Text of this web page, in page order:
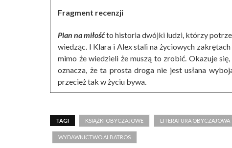
Fragment recenzji
Plan na miłośćto historia dwójki ludzi, którzy
wiedząc. I Klara i Alex stali na życiowych
mimo że wiedzieli że muszą to zrobić. Okazuje
oznacza, że ta prosta droga nie jest usłana
przecież tak w życiu bywa.
TAGI KSIĄŻKI OBYCZAJOWE LITERATURA OBYCZAJOWA
WYDAWNICTWO ALBATROS